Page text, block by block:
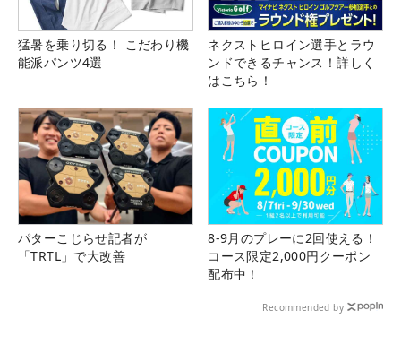
猛暑を乗り切る！ こだわり機
能派パンツ4選
ネクストヒロイン選手とラウ
ンドできるチャンス！詳しく
はこちら！
パターこじらせ記者が
「TRTL」で大改善
8-9月のプレーに2回使える！
コース限定2,000円クーポン
配布中！
Recommended by